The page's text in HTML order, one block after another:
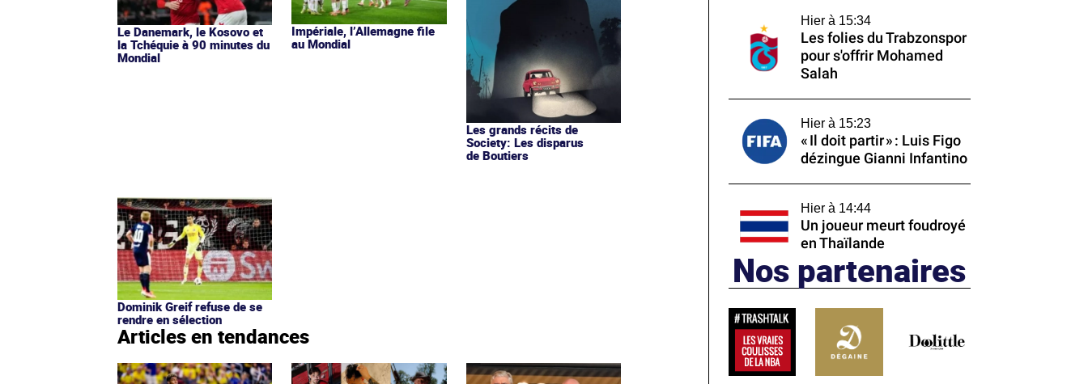
Le Danemark, le Kosovo et
la Tchéquie à 90 minutes du
Mondial
Impériale, l’Allemagne file
au Mondial
Les grands récits de
Society: Les disparus
de Boutiers
Dominik Greif refuse de se
rendre en sélection
Articles en tendances
Hier à 15:34
Les folies du Trabzonspor
pour s'offrir Mohamed
Salah
Hier à 15:23
« Il doit partir » : Luis Figo
dézingue Gianni Infantino
Hier à 14:44
Un joueur meurt foudroyé
en Thaïlande
Nos partenaires